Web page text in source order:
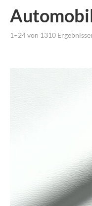
1–24 von 1310